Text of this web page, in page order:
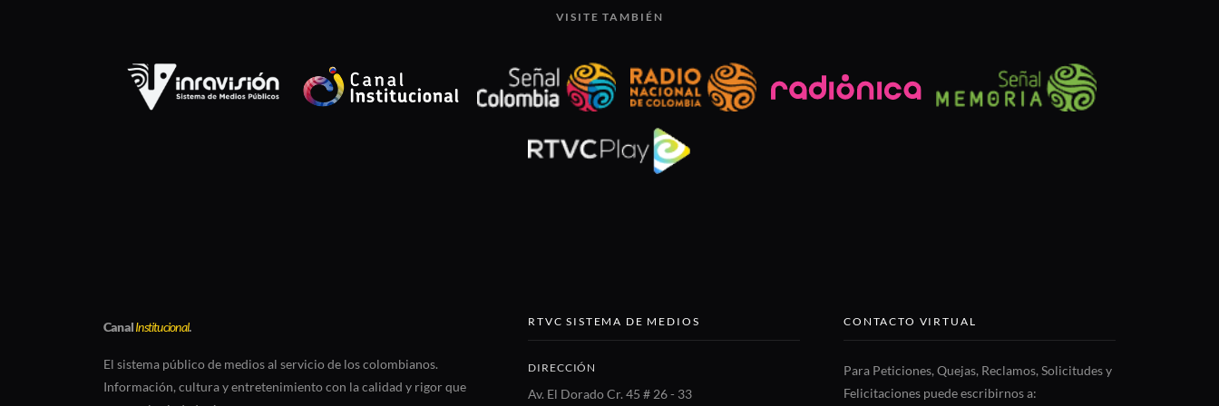
VISITE TAMBIÉN
CanalInstitucional.
El sistema público de medios al servicio de los colombianos.
Información, cultura y entretenimiento con la calidad y rigor que
RTVC SISTEMA DE MEDIOS
DIRECCIÓN
Av. El Dorado Cr. 45 # 26 - 33
CONTACTO VIRTUAL
Para Peticiones, Quejas, Reclamos, Solicitudes y
Felicitaciones puede escribirnos a: